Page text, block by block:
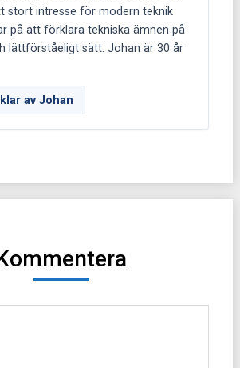
stort intresse för modern teknik
på att förklara tekniska ämnen på
lättförståeligt sätt. Johan är 30 år
av Johan